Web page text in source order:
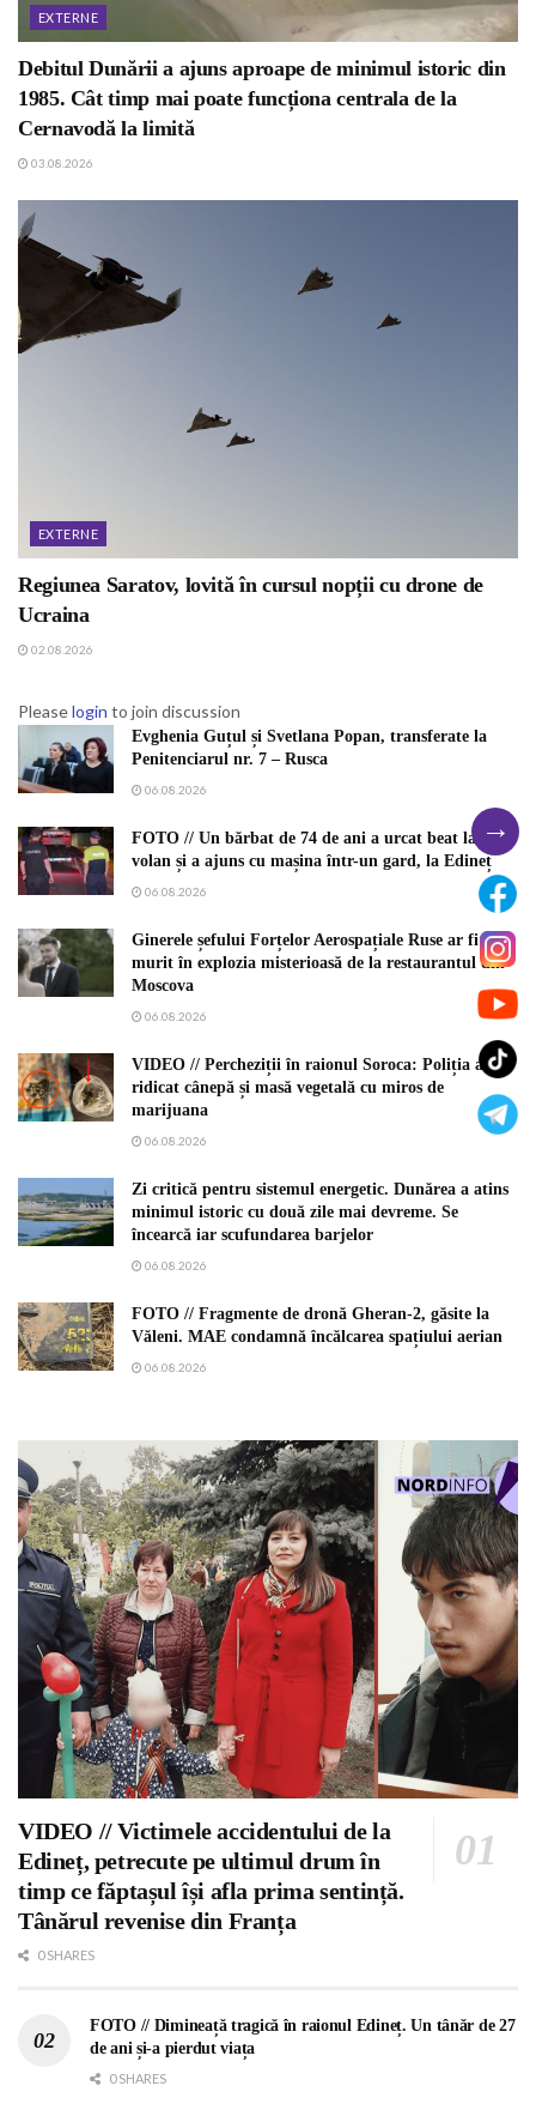
EXTERNE
Debitul Dunării a ajuns aproape de minimul istoric din
1985. Cât timp mai poate funcționa centrala de la
Cernavodă la limită
03.08.2026
EXTERNE
Regiunea Saratov, lovită în cursul nopții cu drone de
Ucraina
02.08.2026
Pleaselogin to join discussion
Evghenia Guțul și Svetlana Popan, transferate la
Penitenciarul nr. 7 – Rusca
06.08.2026
FOTO // Un bărbat de 74 de ani a urcat beat la
volan și a ajuns cu mașina într-un gard, la Edineț
06.08.2026
Ginerele șefului Forțelor Aerospațiale Ruse ar fi
murit în explozia misterioasă de la restaurantul din
Moscova
06.08.2026
VIDEO // Percheziții în raionul Soroca: Poliția a
ridicat cânepă și masă vegetală cu miros de
marijuana
06.08.2026
Zi critică pentru sistemul energetic. Dunărea a atins
minimul istoric cu două zile mai devreme. Se
încearcă iar scufundarea barjelor
06.08.2026
FOTO // Fragmente de dronă Gheran-2, găsite la
Văleni. MAE condamnă încălcarea spațiului aerian
06.08.2026
VIDEO // Victimele accidentului de la
Edineț, petrecute pe ultimul drum în
timp ce făptașul își afla prima sentință.
Tânărul revenise din Franța
0 SHARES
FOTO // Dimineață tragică în raionul Edineț. Un tânăr de 27
de ani și-a pierdut viața
0 SHARES
→